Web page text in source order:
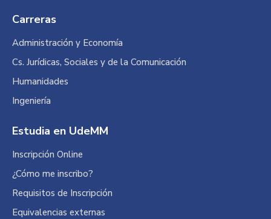
opens
in
new
opens
in
new
in
new
Carreras
Administración y Economía
Cs. Jurídicas, Sociales y de la Comunicación
Humanidades
Ingeniería
Estudia en UdeMM
Inscripción Online
¿Cómo me inscribo?
Requisitos de Inscripción
Equivalencias externas